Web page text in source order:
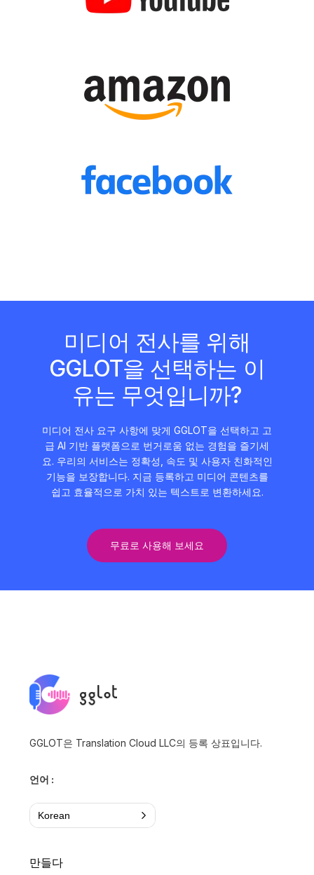
미디어 전사를 위해
GGLOT을 선택하는 이
유는 무엇입니까?
미디어 전사 요구 사항에 맞게 GGLOT을 선택하고 고
급 AI 기반 플랫폼으로 번거로움 없는 경험을 즐기세
요. 우리의 서비스는 정확성, 속도 및 사용자 친화적인
기능을 보장합니다. 지금 등록하고 미디어 콘텐츠를
쉽고 효율적으로 가치 있는 텍스트로 변환하세요.
무료로 사용해 보세요
GGLOT은 Translation Cloud LLC의 등록 상표입니다.
언어 :
Korean
만들다